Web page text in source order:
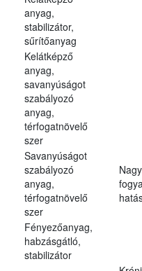
anyag,
stabilizátor,
sűrítőanyag
Kelátképző
anyag,
savanyúságot
szabályozó
anyag,
térfogatnövelő
szer
Savanyúságot
szabályozó
anyag,
térfogatnövelő
szer
Fényezőanyag,
habzásgátló,
stabilizátor